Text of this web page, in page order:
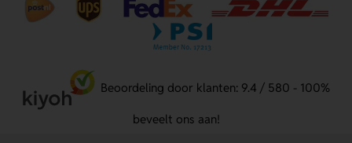
Beoordeling door klanten: 9.4 / 580 - 100%
beveelt ons aan!